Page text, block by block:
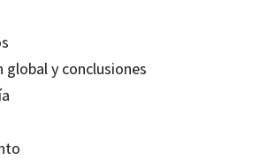
global y conclusiones